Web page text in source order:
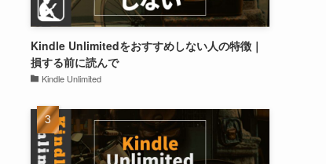
Kindle Unlimitedをおすすめしない人の特徴｜
損する前に読んで
Kindle Unlimited